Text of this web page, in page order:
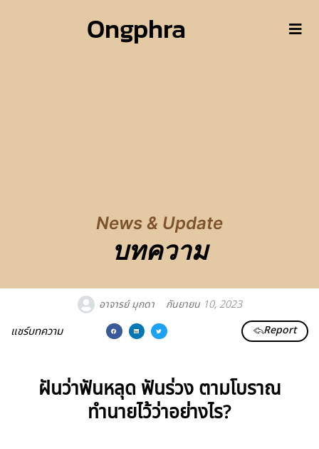
Ongphra
News & Update
บทความ
อาจารย์ มุกดา กันยายน 10, 2023
แชร์บทความ Report
ฝันว่าฟันหลุด ฟันร่วง ตามโบราณ
ทำนายไว้ว่าอย่างไร?